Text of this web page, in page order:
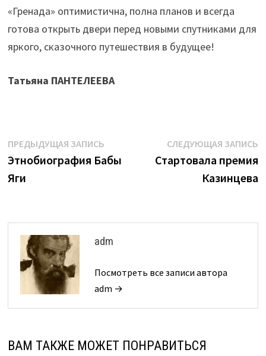
«Гренада» оптимистична, полна планов и всегда
готова открыть двери перед новыми спутниками для
яркого, сказочного путешествия в будущее!
Татьяна ПАНТЕЛЕЕВА
Навигация
по
ПРЕДЫДУЩАЯ ЗАПИСЬПредыдущая
запись:
Этнобиография Бабы
Яги
СЛЕДУЮЩАЯ ЗАПИСЬ
Стартовала премия
Казинцева
adm
Посмотреть все записи автора
adm →
ВАМ ТАКЖЕ МОЖЕТ ПОНРАВИТЬСЯ